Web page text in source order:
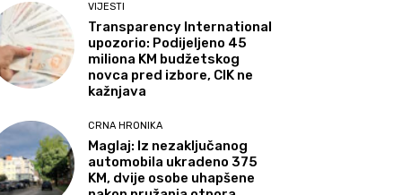
VIJESTI
Transparency International
upozorio: Podijeljeno 45
miliona KM budžetskog
novca pred izbore, CIK ne
kažnjava
CRNA HRONIKA
Maglaj: Iz nezaključanog
automobila ukradeno 375
KM, dvije osobe uhapšene